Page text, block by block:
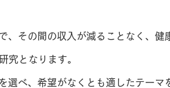
、その間の収入が減ることなく、健
究となります。
選べ、希望がなくとも適したテーマ